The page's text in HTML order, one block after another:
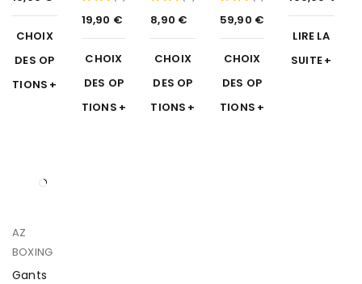
CHOIX
DES OP
TIONS
Max
Note
5.00
sur
5
19,90 €
CHOIX
DES OP
TIONS
Note
5.00
sur
5
8,90 €
CHOIX
DES OP
TIONS
en cuir
Note
4.57
sur
5
59,90 €
CHOIX
DES OP
TIONS
LIRE LA
SUITE
AZ
BOXING
Gants